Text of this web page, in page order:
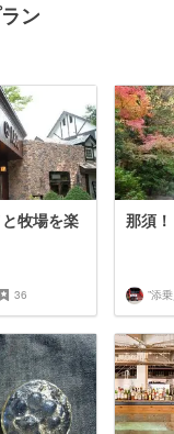
ン
牧場を楽
36
那須